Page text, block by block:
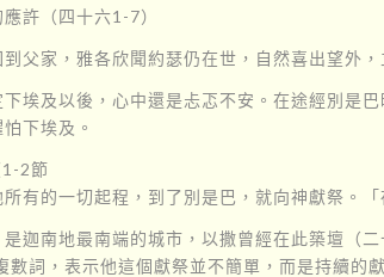
應許（四十六1-7）
父家，雅各欣聞約瑟仍在世，自然喜出望外
下埃及以後，心中還是忐忑不安。在途經別是
下埃及。
2節
有的一切起程，到了別是巴，就向神獻祭。
是迦南地最南端的城市，以撒曾經在此築壇（
數詞，表示他這個獻祭並不簡單，而是持續